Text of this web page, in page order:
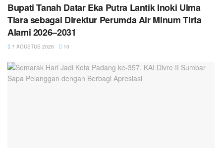
Bupati Tanah Datar Eka Putra Lantik Inoki Ulma
Tiara sebagai Direktur Perumda Air Minum Tirta
Alami 2026–2031
7 AGUSTUS 2026 10